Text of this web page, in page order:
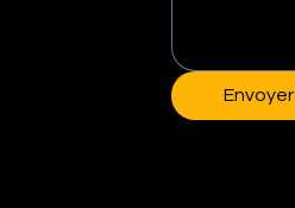
Envoyer